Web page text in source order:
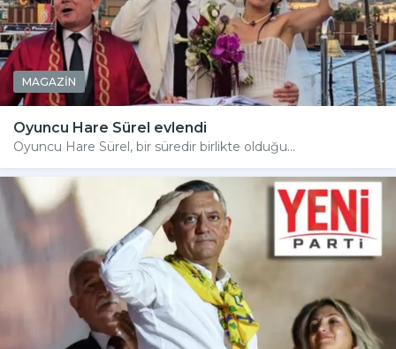
MAGAZİN
Oyuncu Hare Sürel evlendi
Oyuncu Hare Sürel, bir süredir birlikte olduğu...